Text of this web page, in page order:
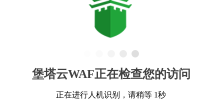
堡塔云WAF正在检查您的访问
正在进行人机识别，请稍等 1秒